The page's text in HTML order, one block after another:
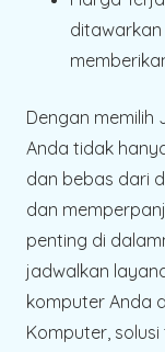
Dengan memilih
Anda tidak
dan bebas dari
dan
penting di
jadwalkan
komputer Anda
Komputer,